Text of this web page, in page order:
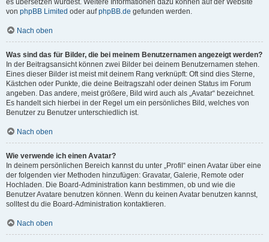
von phpBB Limited oder aufphpBB.de gefunden werden.
Nach oben
Was sind das für Bilder, die bei meinem Benutzernamen angezeigt werden?
In der Beitragsansicht können zwei Bilder bei deinem Benutzernamen stehen.
Eines dieser Bilder ist meist mit deinem Rang verknüpft: Oft sind dies Sterne,
Kästchen oder Punkte, die deine Beitragszahl oder deinen Status im Forum
angeben. Das andere, meist größere, Bild wird auch als „Avatar“ bezeichnet.
Es handelt sich hierbei in der Regel um ein persönliches Bild, welches von
Benutzer zu Benutzer unterschiedlich ist.
Nach oben
Wie verwende ich einen Avatar?
In deinem persönlichen Bereich kannst du unter „Profil“ einen Avatar über eine
der folgenden vier Methoden hinzufügen: Gravatar, Galerie, Remote oder
Hochladen. Die Board-Administration kann bestimmen, ob und wie die
Benutzer Avatare benutzen können. Wenn du keinen Avatar benutzen kannst,
solltest du die Board-Administration kontaktieren.
Nach oben